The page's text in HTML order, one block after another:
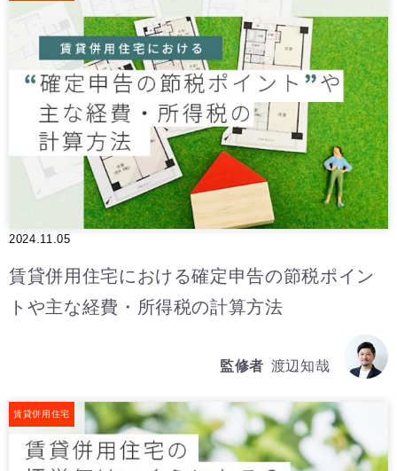
2024.11.05
賃貸併用住宅における確定申告の節税ポイン
トや主な経費・所得税の計算方法
監修者 渡辺知哉
賃貸併用住宅